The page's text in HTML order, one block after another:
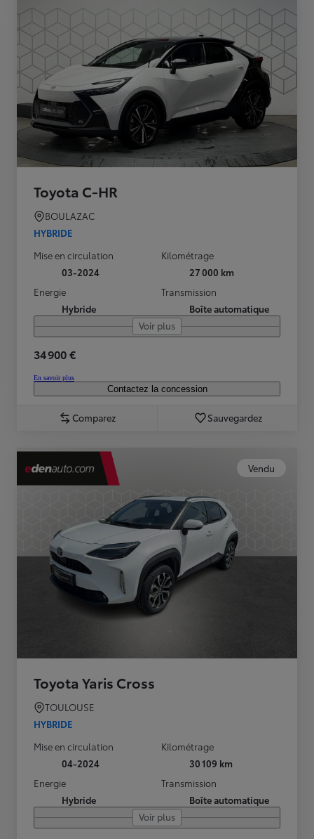
Toyota C-HR
BOULAZAC
HYBRIDE
Mise en circulation
03-2024
Kilométrage
27 000 km
Energie
Hybride
Transmission
Boîte automatique
Voir plus
34 900 €
En savoir plus
Contactez la concession
Comparez Sauvegardez
Vendu
Toyota Yaris Cross
TOULOUSE
HYBRIDE
Mise en circulation
04-2024
Kilométrage
30 109 km
Energie
Hybride
Transmission
Boîte automatique
Voir plus